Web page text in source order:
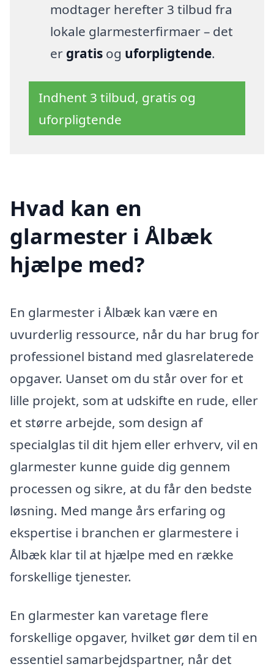
modtager herefter 3 tilbud fra
lokale glarmesterfirmaer – det
er gratisog uforpligtende.
Indhent 3 tilbud, gratis og
uforpligtende
Hvad kan en
glarmester i Ålbæk
hjælpe med?
En glarmester i Ålbæk kan være en
uvurderlig ressource, når du har brug for
professionel bistand med glasrelaterede
opgaver. Uanset om du står over for et
lille projekt, som at udskifte en rude, eller
et større arbejde, som design af
specialglas til dit hjem eller erhverv, vil en
glarmester kunne guide dig gennem
processen og sikre, at du får den bedste
løsning. Med mange års erfaring og
ekspertise i branchen er glarmestere i
Ålbæk klar til at hjælpe med en række
forskellige tjenester.
En glarmester kan varetage flere
forskellige opgaver, hvilket gør dem til en
essentiel samarbejdspartner, når det